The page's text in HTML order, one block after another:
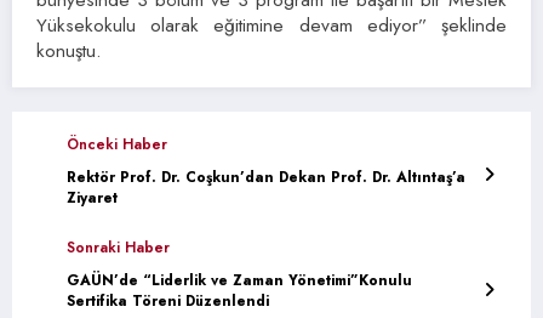
Yüksekokulu olarak eğitimine devam ediyor” şeklinde
konuştu.
Önceki Haber
Rektör Prof. Dr. Coşkun’dan Dekan Prof. Dr. Altıntaş’a
Ziyaret
Sonraki Haber
GAÜN’de “Liderlik ve Zaman Yönetimi”Konulu
Sertifika Töreni Düzenlendi